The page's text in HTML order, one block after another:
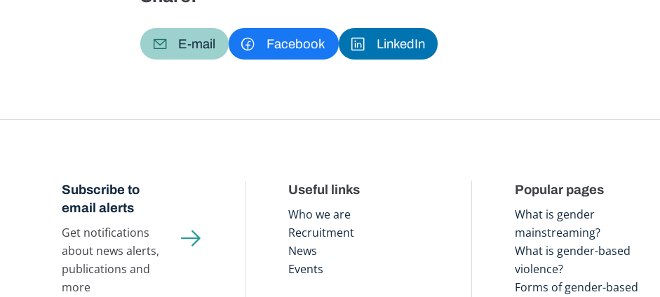
E-mail Facebook LinkedIn
Subscribe to
email alerts
Get notifications
about news alerts,
publications and
more
Useful links
Who we are
Recruitment
News
Events
Popular pages
What is gender
mainstreaming?
What is gender-based
violence?
Forms of gender-based